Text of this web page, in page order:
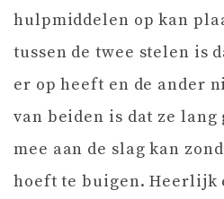
hulpmiddelen op kan
tussen de twee stelen is
er op heeft en de ander
van beiden is dat ze
mee aan de slag kan
hoeft te buigen. Heerlijk